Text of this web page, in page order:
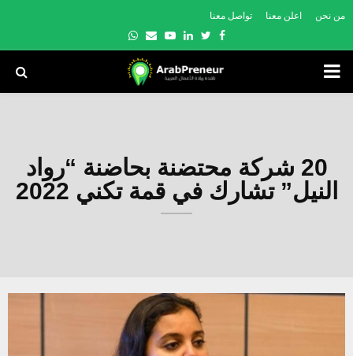
من نحن اعلن معنا تواصل معنا
Facebook
Twitter
Linkedin
Youtube
Email
Whatsapp
PRIMARY
20 شركة محتضنة بحاضنة “رواد
النيل” تشارك في قمة تكني 2022